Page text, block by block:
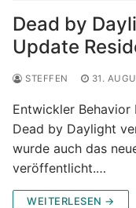
Dead by
Update
STEFFEN 31.
Entwickler
Dead by Daylight
wurde auch das
veröffentlicht.…
WEITERLESEN →